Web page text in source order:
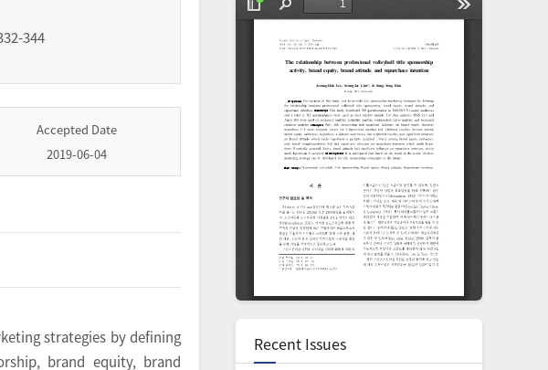
344
Accepted Date
2019-06-04
strategies by defining
brand equity, brand
Recent Issues